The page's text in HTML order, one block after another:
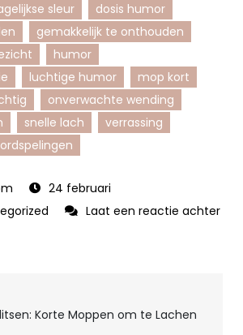
sleur
dosis humor
gemakkelijk te onthouden
humor
luchtige humor
mop kort
onverwachte wending
snelle lach
verrassing
24 februari
Laat een reactie achter
Korte Moppen om te Lachen